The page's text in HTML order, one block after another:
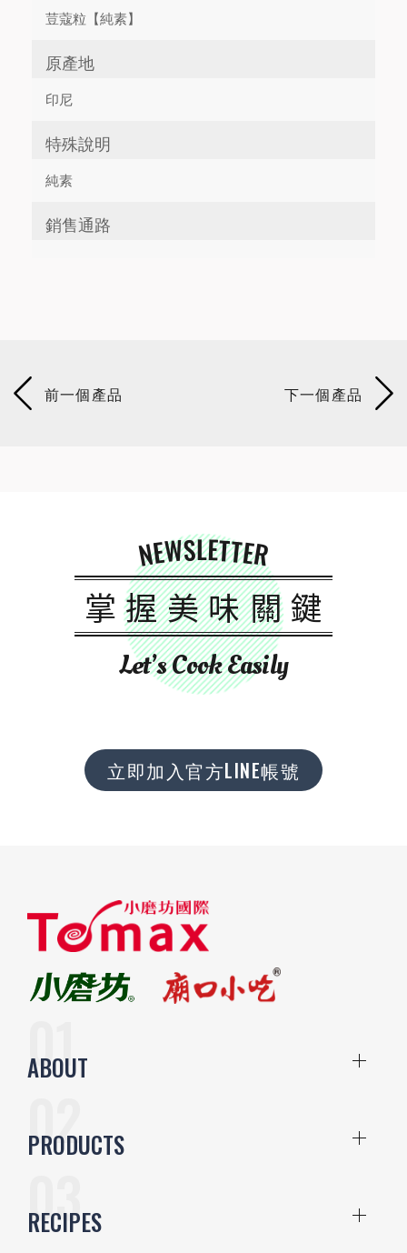
荳蔻粒【純素】
原產地
印尼
特殊說明
純素
銷售通路
NEWSLETTER
掌握美味關鍵
Let’s Cook Easily
立即加入官方LINE帳號
ABOUT
PRODUCTS
RECIPES